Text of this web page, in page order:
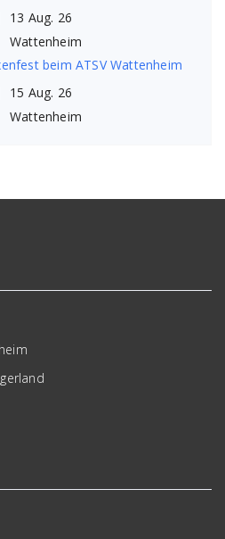
13 Aug. 26
Wattenheim
beim ATSV Wattenheim
15 Aug. 26
Wattenheim